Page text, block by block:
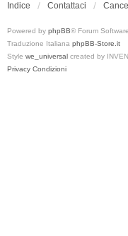
Indice Contattaci
Powered by phpBB® Forum
Traduzione Italiana phpBB-Store.it
Style we_universal created by
Privacy Condizioni